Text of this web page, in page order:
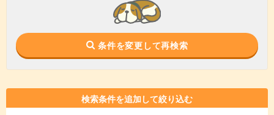
条件を変更して再検索
検索条件を追加して絞り込む